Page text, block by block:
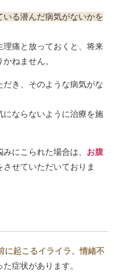
る潜んだ病気がないかを
痛と放っておくと、将来
ねません。
き、そのような病気がな
ならないように治療を施
にこられた場合は、 お腹
させていただいておりま
に起こるイライラ、情緒不
た症状があります。